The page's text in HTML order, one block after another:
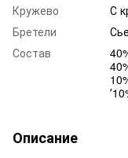
Кружево
С
Бретели
Состав
Описание